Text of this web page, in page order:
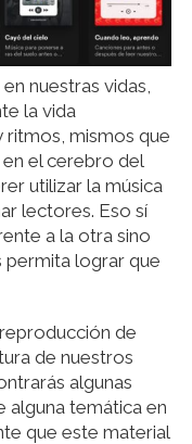
nuestras vidas,
la vida
ritmos, mismos que
el cerebro del
utilizar la música
lectores. Eso sí
a la otra sino
permita lograr que
de
de nuestros
algunas
alguna temática en
que este material